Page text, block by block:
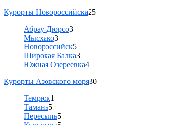
Курорты Новороссийска25
Абрау-Дюрсо3
Мысхако3
Новороссийск5
Широкая Балка3
Южная Озереевка4
Курорты Азовского моря30
Темрюк1
Тамань5
Пересыпь5